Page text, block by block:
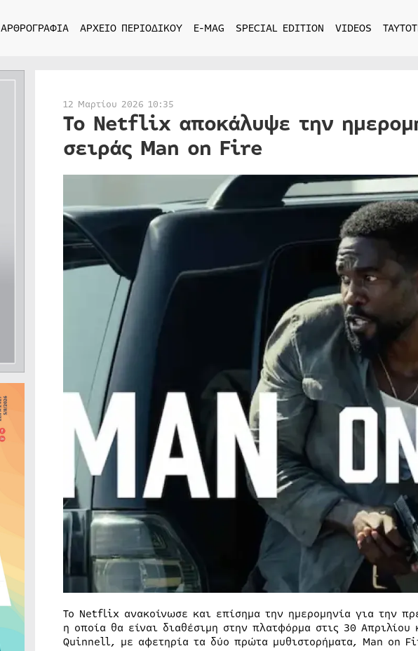
ΑΡΘΡΟΓΡΑΦΙΑ ΑΡΧΕΙΟ ΠΕΡΙΟΔΙΚΟΥ E-MAG SPECIAL EDITION VIDEOS
12 Μαρτίου 2026 10:35
Το Netflix αποκάλυψε την
σειράς Man on Fire
Το Netflix ανακοίνωσε και επίσημα την ημερομηνία για την
η οποία θα είναι διαθέσιμη στην πλατφόρμα στις 30
Quinnell, με αφετηρία τα δύο πρώτα μυθιστορήματα, Man on